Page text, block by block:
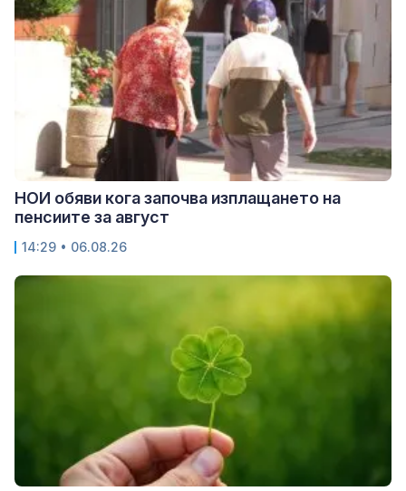
НОИ обяви кога започва изплащането на
пенсиите за август
14:29 • 06.08.26